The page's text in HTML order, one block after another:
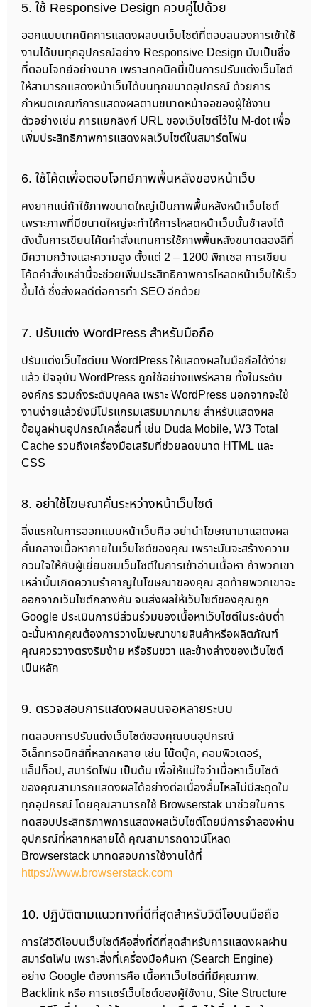
5. ใช้ Responsive Design ควบคู่ไปด้วย
ออกแบบเทคนิคการแสดงผลบนเว็บไซต์ที่ตอบสนองการเข้าใช้
งานได้บนทุกอุปกรณ์อย่าง Responsive Design นับเป็นซึ่ง
ที่ตอบโจทย์อย่างมาก เพราะเทคนิคนี้เป็นการปรับแต่งเว็บไซต์
ให้สามารถแสดงหน้าเว็บได้บนทุกขนาดอุปกรณ์ ด้วยการ
กำหนดเกณฑ์การแสดงผลตามขนาดหน้าจอของผู้ใช้งาน
ตัวอย่างเช่น การแยกลิงก์ URL ของเว็บไซต์ไว้ใน M-dot เพื่อ
เพิ่มประสิทธิภาพการแสดงผลเว็บไซต์ในสมาร์ตโฟน
6. ใช้โค้ดเพื่อตอบโจทย์ภาพพื้นหลังของหน้าเว็บ
คงยากแน่ถ้าใช้ภาพขนาดใหญ่เป็นภาพพื้นหลังหน้าเว็บไซต์
เพราะภาพที่มีขนาดใหญ่จะทำให้การโหลดหน้าเว็บนั้นช้าลงได้
ดังนั้นการเขียนโค้ดคำสั่งแทนการใช้ภาพพื้นหลังขนาดสองสีที่
มีความกว้างและความสูง ตั้งแต่ 2 – 1200 พิกเซล การเขียน
โค้ดคำสั่งเหล่านี้จะช่วยเพิ่มประสิทธิภาพการโหลดหน้าเว็บให้เร็ว
ขึ้นได้ ซึ่งส่งผลดีต่อการทำ SEO อีกด้วย
7. ปรับแต่ง WordPress สำหรับมือถือ
ปรับแต่งเว็บไซต์บน WordPress ให้แสดงผลในมือถือได้ง่าย
แล้ว ปัจจุบัน WordPress ถูกใช้อย่างแพร่หลาย ทั้งในระดับ
องค์กร รวมถึงระดับบุคคล เพราะ WordPress นอกจากจะใช้
งานง่ายแล้วยังมีโปรแกรมเสริมมากมาย สำหรับแสดงผล
ข้อมูลผ่านอุปกรณ์เคลื่อนที่ เช่น Duda Mobile, W3 Total
Cache รวมถึงเครื่องมือเสริมที่ช่วยลดขนาด HTML และ
CSS
8. อย่าใช้โฆษณาคั่นระหว่างหน้าเว็บไซต์
สิ่งแรกในการออกแบบหน้าเว็บคือ อย่านำโฆษณามาแสดงผล
คั่นกลางเนื้อหาภายในเว็บไซต์ของคุณ เพราะมันจะสร้างความ
กวนใจให้กับผู้เยี่ยมชมเว็บไซต์ในการเข้าอ่านเนื้อหา ถ้าพวกเขา
เหล่านั้นเกิดความรำคาญในโฆษณาของคุณ สุดท้ายพวกเขาจะ
ออกจากเว็บไซต์กลางคัน จนส่งผลให้เว็บไซต์ของคุณถูก
Google ประเมินการมีส่วนร่วมของเนื้อหาเว็บไซต์ในระดับต่ำ
ฉะนั้นหากคุณต้องการวางโฆษณาขายสินค้าหรือผลิตภัณฑ์
คุณควรวางตรงริมซ้าย หรือริมขวา และข้างล่างของเว็บไซต์
เป็นหลัก
9. ตรวจสอบการแสดงผลบนจอหลายระบบ
ทดสอบการปรับแต่งเว็บไซต์ของคุณบนอุปกรณ์
อิเล็กทรอนิกส์ที่หลากหลาย เช่น โน๊ตบุ๊ค, คอมพิวเตอร์,
แล็ปท็อป, สมาร์ตโฟน เป็นต้น เพื่อให้แน่ใจว่าเนื้อหาเว็บไซต์
ของคุณสามารถแสดงผลได้อย่างต่อเนื่องลื่นไหลไม่มีสะดุดใน
ทุกอุปกรณ์ โดยคุณสามารถใช้ Browserstak มาช่วยในการ
ทดสอบประสิทธิภาพการแสดงผลเว็บไซต์โดยมีการจำลองผ่าน
อุปกรณ์ที่หลากหลายได้ คุณสามารถดาวน์โหลด
Browserstack มาทดสอบการใช้งานได้ที่
https://www.browserstack.com
10. ปฏิบัติตามแนวทางที่ดีที่สุดสำหรับวิดีโอบนมือถือ
การใส่วิดีโอบนเว็บไซต์คือสิ่งที่ดีที่สุดสำหรับการแสดงผลผ่าน
สมาร์ตโฟน เพราะสิ่งที่เครื่องมือค้นหา (Search Engine)
อย่าง Google ต้องการคือ เนื้อหาเว็บไซต์ที่มีคุณภาพ,
Backlink หรือ การแชร์เว็บไซต์ของผู้ใช้งาน, Site Structure